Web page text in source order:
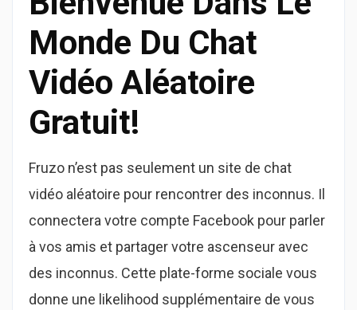
Monde Du Chat
Vidéo Aléatoire
Gratuit!
Fruzo n’est pas seulement un site de chat
vidéo aléatoire pour rencontrer des inconnus. Il
connectera votre compte Facebook pour parler
à vos amis et partager votre ascenseur avec
des inconnus. Cette plate-forme sociale vous
donne une likelihood supplémentaire de vous